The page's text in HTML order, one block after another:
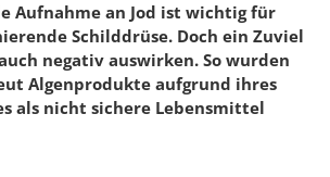
Aufnahme an Jod ist wichtig für
Schilddrüse. Doch ein Zuviel
negativ auswirken. So wurden
Algenprodukte aufgrund ihres
als nicht sichere Lebensmittel